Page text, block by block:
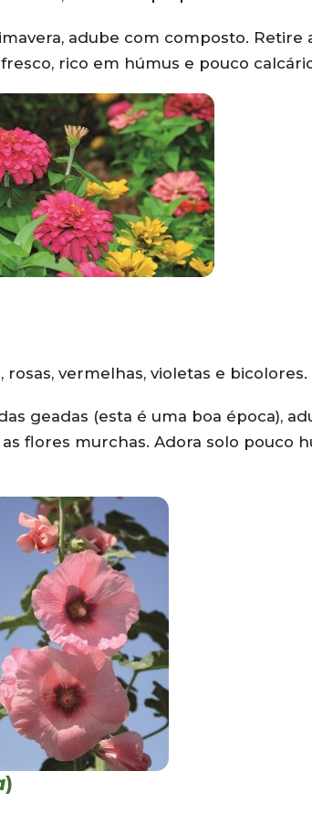
adube com composto. Retire
rico em húmus e pouco
rosas, vermelhas, violetas e bicolores.
geadas (esta é uma boa época),
flores murchas. Adora solo pouco
)